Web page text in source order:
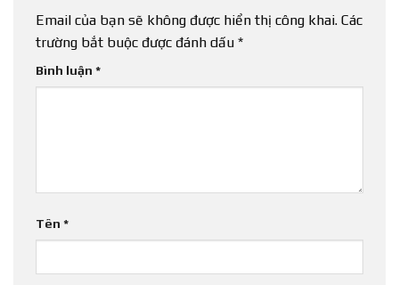
Email của bạn sẽ không được hiển thị công khai. Các
trường bắt buộc được đánh dấu *
Bình luận *
Tên *